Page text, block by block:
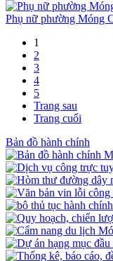
Phụ nữ phường Móng
1
2
3
4
5
Trang sau
Trang cuối
Bản đồ hành chính